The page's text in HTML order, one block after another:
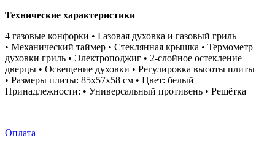
Технические характеристики
4 газовые конфорки • Газовая духовка и газовый гриль
• Механический таймер • Стеклянная крышка • Термометр
духовки гриль • Электроподжиг • 2-слойное остекление
дверцы • Освещение духовки • Регулировка высоты плиты
• Размеры плиты: 85х57х58 см • Цвет: белый
Принадлежности: • Универсальный противень • Решётка
Оплата